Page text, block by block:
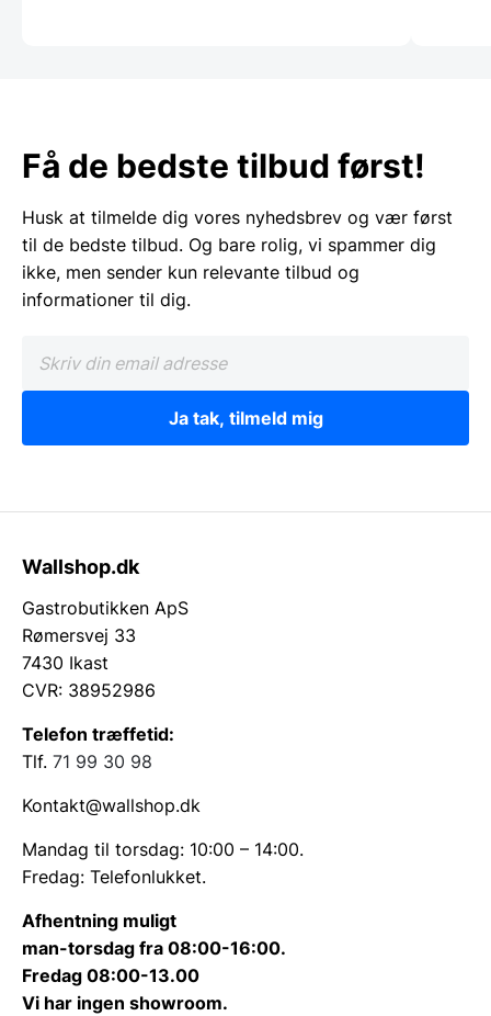
Få de bedste tilbud først!
Husk at tilmelde dig vores nyhedsbrev og vær først
til de bedste tilbud. Og bare rolig, vi spammer dig
ikke, men sender kun relevante tilbud og
informationer til dig.
Ja tak, tilmeld mig
Wallshop.dk
Gastrobutikken ApS
Rømersvej 33
7430 Ikast
CVR: 38952986
Telefon træffetid:
Tlf. 71 99 30 98
Kontakt@wallshop.dk
Mandag til torsdag: 10:00 – 14:00.
Fredag: Telefonlukket.
Afhentning muligt
man-torsdag fra 08:00-16:00.
Fredag 08:00-13.00
Vi har ingen showroom.